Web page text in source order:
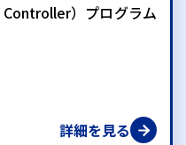
）プログラム
詳細を見る